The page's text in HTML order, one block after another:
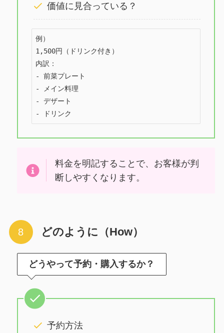
価値に見合っている？
例）
1,500円（ドリンク付き）
内訳：
- 前菜プレート
- メイン料理
- デザート
- ドリンク
料金を明記することで、お客様が判
断しやすくなります。
どのように（How）
どうやって予約・購入するか？
予約方法